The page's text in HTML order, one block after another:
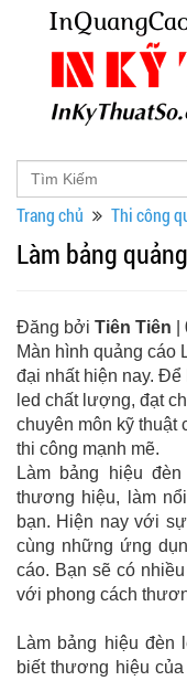
Trang chủ Thi công
Làm bảng
Đăng bởi Tiên Tiên
Màn hình quảng cáo
đại nhất hiện nay.
led chất lượng, đạt
chuyên môn kỹ thuật
thi công mạnh mẽ.
Làm bảng hiệu
thương hiệu, làm
bạn. Hiện nay với
cùng những ứng
cáo. Bạn sẽ có
với phong cách
Làm bảng hiệu đèn
biết thương hiệu